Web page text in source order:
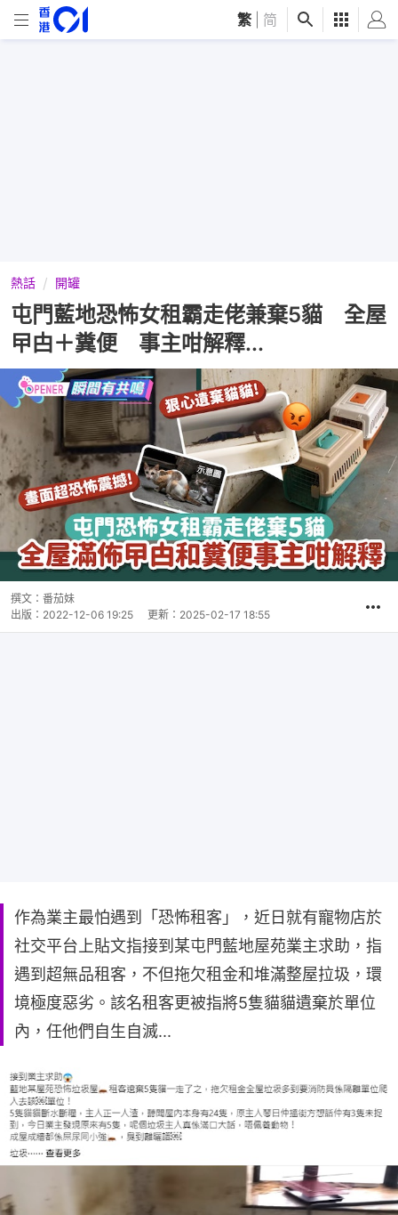
繁 简
熱話 開罐
屯門藍地恐怖女租霸走佬兼棄5貓 全屋
曱甴＋糞便 事主咁解釋...
撰文： 番茄妹
出版： 2022-12-06 19:25 更新： 2025-02-17 18:55
作為業主最怕遇到「恐怖租客」，近日就有寵物店於
社交平台上貼文指接到某屯門藍地屋苑業主求助，指
遇到超無品租客，不但拖欠租金和堆滿整屋拉圾，環
境極度惡劣。該名租客更被指將5隻貓貓遺棄於單位
內，任他們自生自滅...